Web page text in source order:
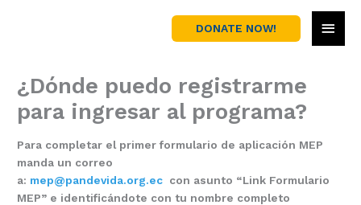
DONATE NOW!
¿Dónde puedo registrarme
para ingresar al programa?
Para completar el primer formulario de aplicación MEP
manda un correo
a: mep@pandevida.org.ec con asunto “Link Formulario
MEP” e identificándote con tu nombre completo